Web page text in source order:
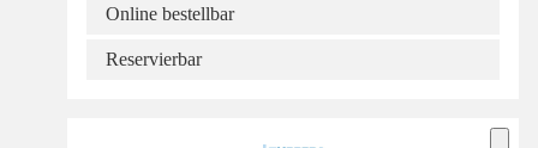
Online bestellbar
Reservierbar